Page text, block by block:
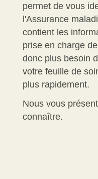
permet de vous
l'Assurance
contient les
prise en charge
donc plus besoin
votre feuille de
plus rapidement.
Nous vous
connaître.